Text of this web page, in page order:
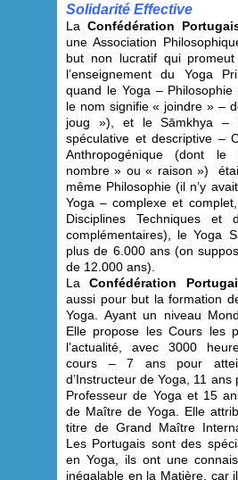
Solidarité Effective
LaConfédération
une Association
but non lucratif qui
l’enseignement du Yoga
quand le Yoga –
le nom signifie « joindre » –
joug »), et le Sāmkhya –
spéculative et descriptive –
Anthropogénique (dont
nombre » ou « raison »)
même Philosophie (il n’y
Yoga – complexe et
Disciplines Techniques et
complémentaires), le Yoga
plus de 6.000 ans (on
de 12.000 ans).
LaConfédération
aussi pour but la formation
Yoga. Ayant un niveau
Elle propose les Cours les
l’actualité, avec 3000
cours – 7 ans pour
d’Instructeur de Yoga, 11
Professeur de Yoga et 15
de Maître de Yoga. Elle
titre de Grand Maître
Les Portugais sont des
en Yoga, ils ont une
inégalable en la Matière, car